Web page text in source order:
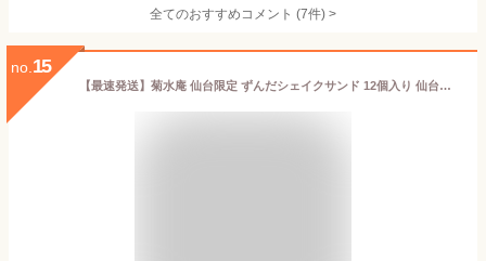
全てのおすすめコメント (7件) >
no. 15
【最速発送】菊水庵 仙台限定 ずんだシェイクサンド 12個入り 仙台お土産